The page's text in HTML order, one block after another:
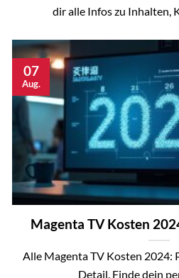
dir alle Infos zu Inhalten,
Magenta TV Kosten
Alle Magenta TV Kosten 2024:
Detail. Finde dein
07
Aug.